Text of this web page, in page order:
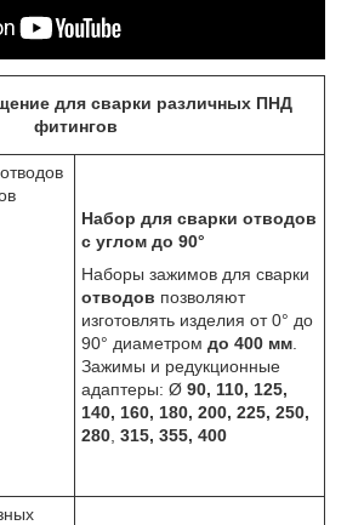
для сварки различных ПНД
фитингов
Набор для сварки отводов
с углом до 90°
Наборы зажимов для сварки
отводов позволяют
изготовлять изделия от 0° до
90° диаметром до 400 мм
Зажимы и редукционные
адаптеры: Ø 90, 110, 125,
140, 160, 180, 200, 225, 250,
280 315, 355, 400